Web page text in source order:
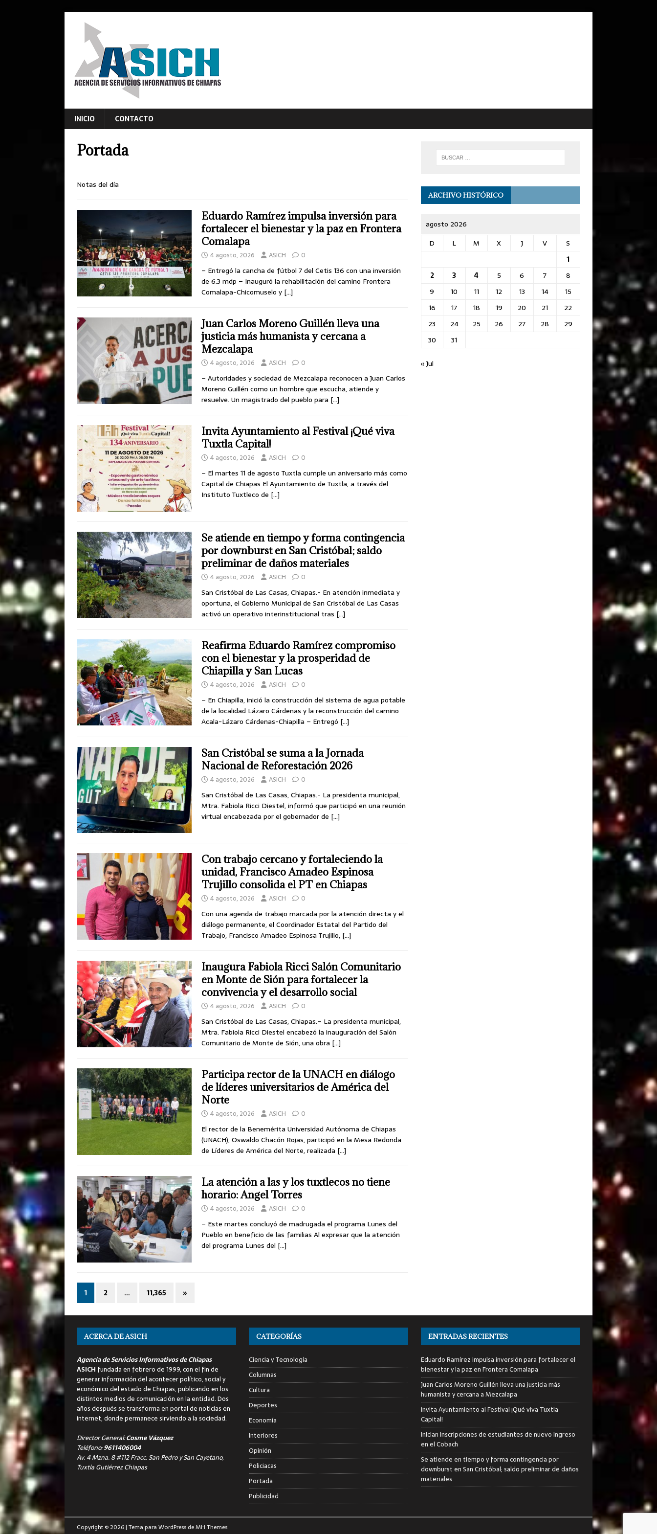
INICIO CONTACTO
Portada
Notas del día
Eduardo Ramírez impulsa inversión para
fortalecer el bienestar y la paz en Frontera
Comalapa
4 agosto, 2026 ASICH 0
– Entregó la cancha de fútbol 7 del Cetis 136 con una inversión
de 6.3 mdp – Inauguró la rehabilitación del camino Frontera
Comalapa-Chicomuselo y […]
Juan Carlos Moreno Guillén lleva una
justicia más humanista y cercana a
Mezcalapa
4 agosto, 2026 ASICH 0
– Autoridades y sociedad de Mezcalapa reconocen a Juan Carlos
Moreno Guillén como un hombre que escucha, atiende y
resuelve. Un magistrado del pueblo para […]
Invita Ayuntamiento al Festival ¡Qué viva
Tuxtla Capital!
4 agosto, 2026 ASICH 0
– El martes 11 de agosto Tuxtla cumple un aniversario más como
Capital de Chiapas El Ayuntamiento de Tuxtla, a través del
Instituto Tuxtleco de […]
Se atiende en tiempo y forma contingencia
por downburst en San Cristóbal; saldo
preliminar de daños materiales
4 agosto, 2026 ASICH 0
San Cristóbal de Las Casas, Chiapas.- En atención inmediata y
oportuna, el Gobierno Municipal de San Cristóbal de Las Casas
activó un operativo interinstitucional tras […]
Reafirma Eduardo Ramírez compromiso
con el bienestar y la prosperidad de
Chiapilla y San Lucas
4 agosto, 2026 ASICH 0
– En Chiapilla, inició la construcción del sistema de agua potable
de la localidad Lázaro Cárdenas y la reconstrucción del camino
Acala-Lázaro Cárdenas-Chiapilla – Entregó […]
San Cristóbal se suma a la Jornada
Nacional de Reforestación 2026
4 agosto, 2026 ASICH 0
San Cristóbal de Las Casas, Chiapas.- La presidenta municipal,
Mtra. Fabiola Ricci Diestel, informó que participó en una reunión
virtual encabezada por el gobernador de […]
Con trabajo cercano y fortaleciendo la
unidad, Francisco Amadeo Espinosa
Trujillo consolida el PT en Chiapas
4 agosto, 2026 ASICH 0
Con una agenda de trabajo marcada por la atención directa y el
diálogo permanente, el Coordinador Estatal del Partido del
Trabajo, Francisco Amadeo Espinosa Trujillo, […]
Inaugura Fabiola Ricci Salón Comunitario
en Monte de Sión para fortalecer la
convivencia y el desarrollo social
4 agosto, 2026 ASICH 0
San Cristóbal de Las Casas, Chiapas.– La presidenta municipal,
Mtra. Fabiola Ricci Diestel encabezó la inauguración del Salón
Comunitario de Monte de Sión, una obra […]
Participa rector de la UNACH en diálogo
de líderes universitarios de América del
Norte
4 agosto, 2026 ASICH 0
El rector de la Benemérita Universidad Autónoma de Chiapas
(UNACH), Oswaldo Chacón Rojas, participó en la Mesa Redonda
de Líderes de América del Norte, realizada […]
La atención a las y los tuxtlecos no tiene
horario: Angel Torres
4 agosto, 2026 ASICH 0
– Este martes concluyó de madrugada el programa Lunes del
Pueblo en beneficio de las familias Al expresar que la atención
del programa Lunes del […]
1 2 … 11,365 »
ARCHIVO HISTÓRICO
agosto 2026
D
L M X J V
S
1
2
3 4 5 6 7
8
9
10 11 12 13 14
15
16
17 18 19 20 21
22
23
24 25 26 27 28
29
30
31
« Jul
ACERCA DE ASICH
Agencia de Servicios Informativos de Chiapas
ASICH fundada en febrero de 1999, con el fin de
generar información del acontecer político, social y
económico del estado de Chiapas, publicando en los
distintos medios de comunicación en la entidad. Dos
años después se transforma en portal de noticias en
internet, donde permanece sirviendo a la sociedad.
Director General:Cosme Vázquez
Teléfono:9611406004
Av. 4 Mzna. 8 #112 Fracc. San Pedro y San Cayetano,
Tuxtla Gutiérrez Chiapas
CATEGORÍAS
Ciencia y Tecnología
Columnas
Cultura
Deportes
Economía
Interiores
Opinión
Policiacas
Portada
Publicidad
ENTRADAS RECIENTES
Eduardo Ramírez impulsa inversión para fortalecer el
bienestar y la paz en Frontera Comalapa
Juan Carlos Moreno Guillén lleva una justicia más
humanista y cercana a Mezcalapa
Invita Ayuntamiento al Festival ¡Qué viva Tuxtla
Capital!
Inician inscripciones de estudiantes de nuevo ingreso
en el Cobach
Se atiende en tiempo y forma contingencia por
downburst en San Cristóbal; saldo preliminar de daños
materiales
Copyright © 2026 | Tema para WordPress deMH Themes